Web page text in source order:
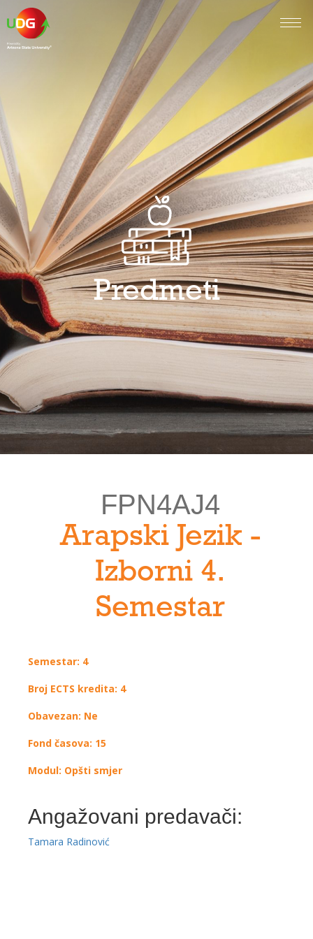
Predmeti
FPN4AJ4
Arapski Jezik -
Izborni 4.
Semestar
Semestar: 4
Broj ECTS kredita: 4
Obavezan: Ne
Fond časova: 15
Modul: Opšti smjer
Angažovani predavači:
Tamara Radinović